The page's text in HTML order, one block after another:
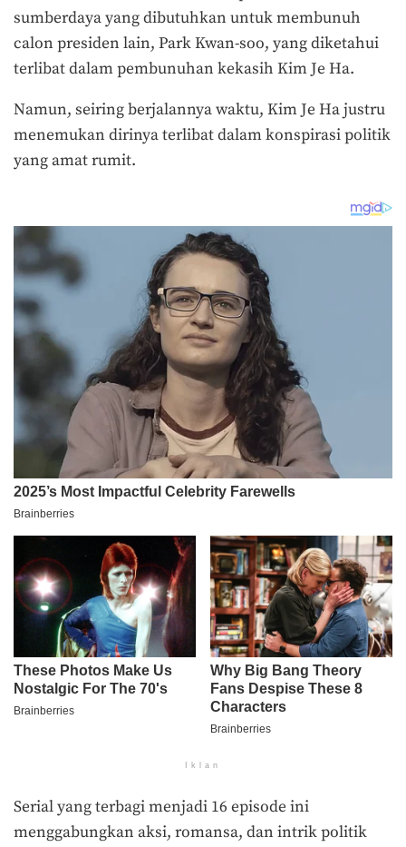
sumberdaya yang dibutuhkan untuk membunuh
calon presiden lain, Park Kwan-soo, yang diketahui
terlibat dalam pembunuhan kekasih Kim Je Ha.
Namun, seiring berjalannya waktu, Kim Je Ha justru
menemukan dirinya terlibat dalam konspirasi politik
yang amat rumit.
Iklan
Serial yang terbagi menjadi 16 episode ini
menggabungkan aksi, romansa, dan intrik politik